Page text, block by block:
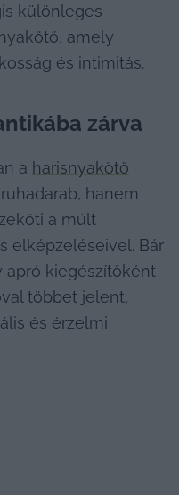
különleges
amely
és intimitás.
zárva
a harisnyakötő
hanem
a múlt
elképzeléseivel. Bár
apró kiegészítőként
többet jelent,
és érzelmi